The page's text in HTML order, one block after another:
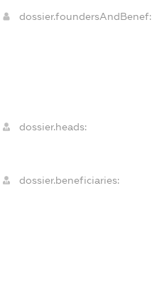
dossier.foundersAndBenef:
dossier.heads:
dossier.beneficiaries: